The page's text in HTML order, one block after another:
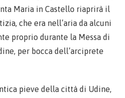
Maria in Castello riaprirà il
che era nell’aria da alcuni
proprio durante la Messa di
per bocca dell’arciprete
pieve della città di Udine,